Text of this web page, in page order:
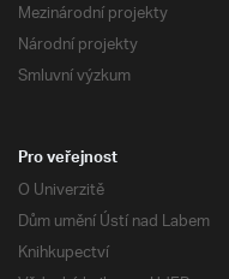
Mezinárodní projekty
Národní projekty
Smluvní výzkum
Pro veřejnost
O Univerzitě
Dům umění Ústí nad Labem
Knihkupectví